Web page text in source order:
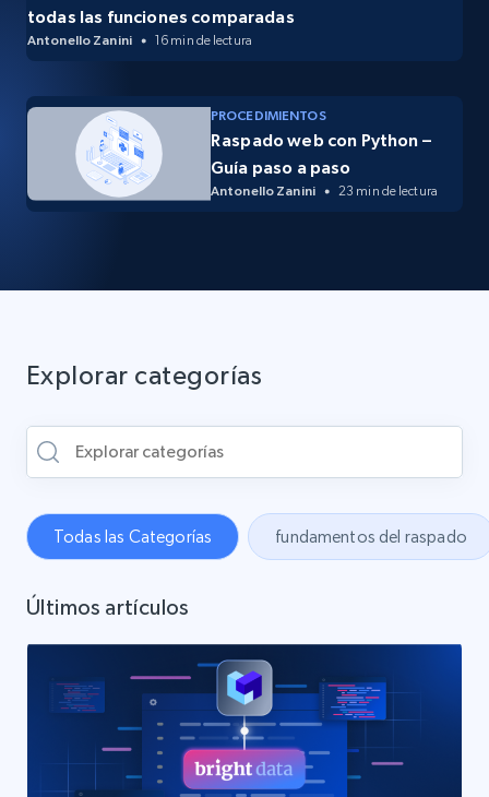
todas las funciones comparadas
Antonello Zanini 16 min de lectura
PROCEDIMIENTOS
Raspado web con Python –
Guía paso a paso
Antonello Zanini 23 min de lectura
Explorar categorías
Todas las Categorías fundamentos del raspado
Últimos artículos